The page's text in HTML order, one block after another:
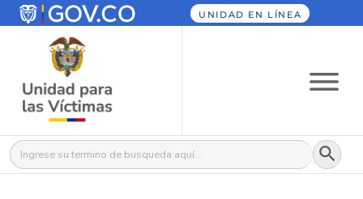
UNIDAD EN LÍNEA
Buscar: Botón